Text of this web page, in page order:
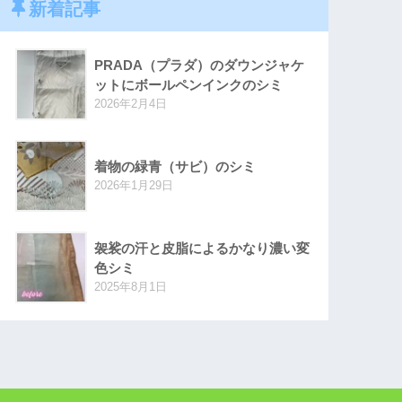
新着記事
PRADA（プラダ）のダウンジャケ
ットにボールペンインクのシミ
2026年2月4日
着物の緑青（サビ）のシミ
2026年1月29日
袈裟の汗と皮脂によるかなり濃い変
色シミ
2025年8月1日